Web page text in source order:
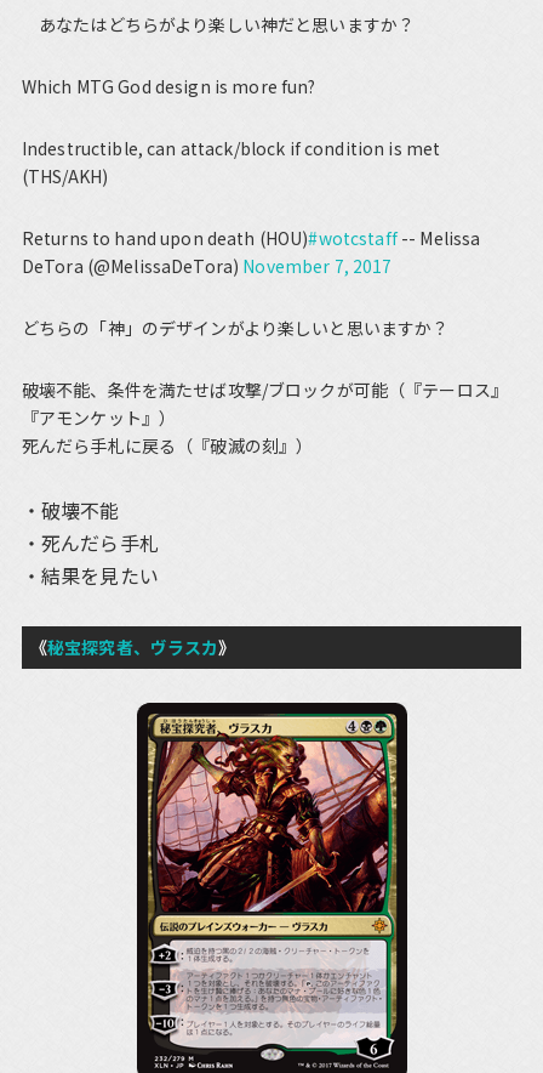
あなたはどちらがより楽しい神だと思いますか？
Which MTG God design is more fun?
Indestructible, can attack/block if condition is met
(THS/AKH)
Returns to hand upon death (HOU)#wotcstaff-- Melissa
DeTora (@MelissaDeTora) November 7, 2017
どちらの「神」のデザインがより楽しいと思いますか？
破壊不能、条件を満たせば攻撃/ブロックが可能（『テーロス』
『アモンケット』）
死んだら手札に戻る（『破滅の刻』）
破壊不能
死んだら手札
結果を見たい
《秘宝探究者、ヴラスカ》